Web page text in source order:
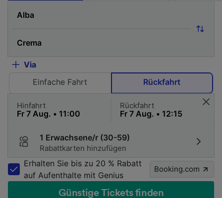
Via
Einfache Fahrt
Rückfahrt
Hinfahrt Rückfahrt
1 Erwachsene/r (30-59)
Rabattkarten hinzufügen
Erhalten Sie bis zu 20 % Rabatt
auf Aufenthalte mit Genius
Booking.com
Günstige Tickets finden